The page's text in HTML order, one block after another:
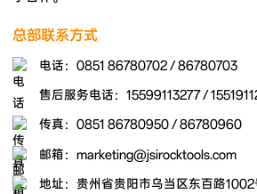
总部联系方式
电话：0851 86780702 / 86780703
售后服务电话：15599113277 /
传真：0851 86780950 / 86780960
邮箱：marketing@jsirocktools.com
地址：贵州省贵阳市乌当区东百路1002